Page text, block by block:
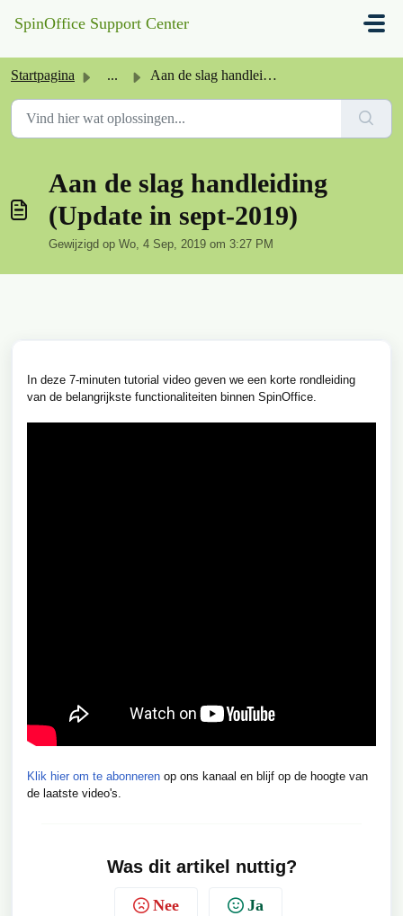
SpinOffice Support Center
Startpagina ... Aan de slag handleiding (Update in sept-2019)
Aan de slag handleiding
(Update in sept-2019)
Gewijzigd op Wo, 4 Sep, 2019 om 3:27 PM
In deze 7-minuten tutorial video geven we een korte rondleiding
van de belangrijkste functionaliteiten binnen SpinOffice.
Klik hier om te abonneren op ons kanaal en blijf op de hoogte van
de laatste video's.
Was dit artikel nuttig?
Nee Ja